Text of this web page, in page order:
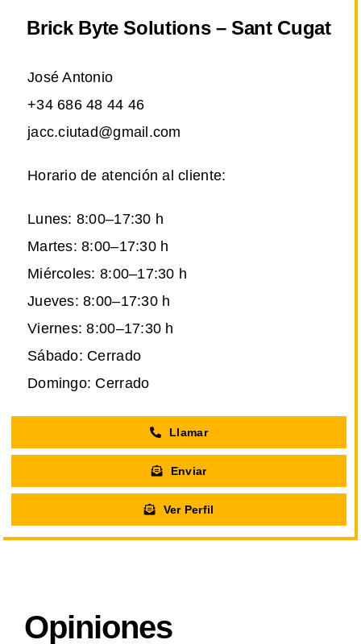
Brick Byte Solutions – Sant Cugat
José Antonio
+34 686 48 44 46
jacc.ciutad@gmail.com
Horario de atención al cliente:
Lunes: 8:00–17:30 h
Martes: 8:00–17:30 h
Miércoles: 8:00–17:30 h
Jueves: 8:00–17:30 h
Viernes: 8:00–17:30 h
Sábado: Cerrado
Domingo: Cerrado
Llamar
Enviar
Ver Perfil
Opiniones